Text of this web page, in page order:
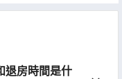
退房時間是什